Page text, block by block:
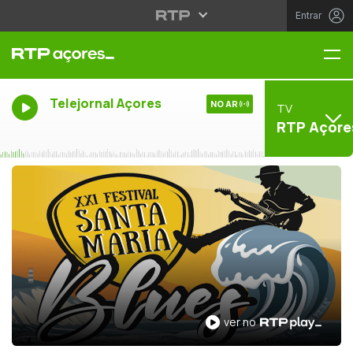
Entrar
Telejornal Açores NO AR TV
RTP
ver no